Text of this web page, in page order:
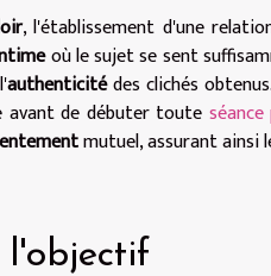
, l'établissement d'une
où le sujet se sent
authenticitédes clichés
avant de débuter toute
mutuel, assurant